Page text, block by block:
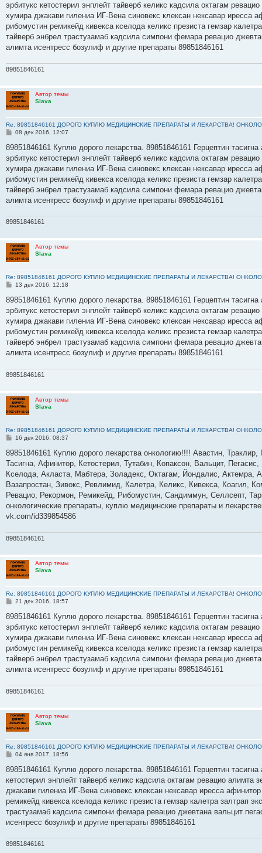
щ
е
и
е
эрбитукс кетостерил энплейт тайверб келикс кадсила октагам
хумира джакави гилениа ИГ-Вена синовекс клексан нексавар иресса
рибомустин ремикейд кивекса кселода келикс презиста гемзар
тайверб энбрел трастузамаб кадсила симпони фемара ревацио
алимта исентресс бозулиф и другие препараты 89851846161
89851846161
Автор темы
Slava
Re: 89851846161 ДОРОГО КУПЛЮ МЕДИЦИНСКИЕ ПРЕПАРАТЫ И ЛЕКАРСТВА!
С
о
щ
е
и
е
08 дек 2016, 12:07
89851846161 Куплю дорого лекарства. 89851846161 Герцептин
эрбитукс кетостерил энплейт тайверб келикс кадсила октагам
хумира джакави гилениа ИГ-Вена синовекс клексан нексавар иресса
рибомустин ремикейд кивекса кселода келикс презиста гемзар
тайверб энбрел трастузамаб кадсила симпони фемара ревацио
алимта исентресс бозулиф и другие препараты 89851846161
89851846161
Автор темы
Slava
Re: 89851846161 ДОРОГО КУПЛЮ МЕДИЦИНСКИЕ ПРЕПАРАТЫ И ЛЕКАРСТВА!
С
о
щ
е
и
е
13 дек 2016, 12:18
89851846161 Куплю дорого лекарства. 89851846161 Герцептин
эрбитукс кетостерил энплейт тайверб келикс кадсила октагам
хумира джакави гилениа ИГ-Вена синовекс клексан нексавар иресса
рибомустин ремикейд кивекса кселода келикс презиста гемзар
тайверб энбрел трастузамаб кадсила симпони фемара ревацио
алимта исентресс бозулиф и другие препараты 89851846161
89851846161
Автор темы
Slava
Re: 89851846161 ДОРОГО КУПЛЮ МЕДИЦИНСКИЕ ПРЕПАРАТЫ И ЛЕКАРСТВА!
С
о
щ
е
и
е
16 дек 2016, 08:37
89851846161 Куплю дорого лекарства онкологию!!!! Авастин,
Тасигна, Афинитор, Кетостерил, Тутабин, Копаксон, Вальцит,
Кселода, Акласта, Мабтера, Золадекс, Октагам, Йондалис, Актемра,
Вазапростан, Зивокс, Ревлимид, Калетра, Келикс, Кивекса, Коагил,
Ревацио, Рекормон, Ремикейд, Рибомустин, Сандиммун, Селлсепт,
онкологические препараты, куплю медицинские препараты и
vk.com/id339854586
89851846161
Автор темы
Slava
Re: 89851846161 ДОРОГО КУПЛЮ МЕДИЦИНСКИЕ ПРЕПАРАТЫ И ЛЕКАРСТВА!
С
о
щ
е
и
е
21 дек 2016, 18:57
89851846161 Куплю дорого лекарства. 89851846161 Герцептин
эрбитукс кетостерил энплейт тайверб келикс кадсила октагам
хумира джакави гилениа ИГ-Вена синовекс клексан нексавар иресса
рибомустин ремикейд кивекса кселода келикс презиста гемзар
тайверб энбрел трастузамаб кадсила симпони фемара ревацио
алимта исентресс бозулиф и другие препараты 89851846161
89851846161
Автор темы
Slava
Re: 89851846161 ДОРОГО КУПЛЮ МЕДИЦИНСКИЕ ПРЕПАРАТЫ И ЛЕКАРСТВА!
С
о
щ
е
и
е
04 янв 2017, 18:56
89851846161 Куплю дорого лекарства. 89851846161 Герцептин тасигна
кетостерил энплейт тайверб келикс кадсила октагам ревацио алимта
джакави гилениа ИГ-Вена синовекс клексан нексавар иресса
ремикейд кивекса кселода келикс презиста гемзар калетра залтрап
трастузамаб кадсила симпони фемара ревацио джевтана вальцит
исентресс бозулиф и другие препараты 89851846161
89851846161